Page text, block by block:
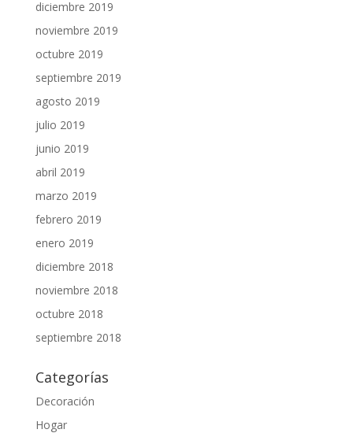
diciembre 2019
noviembre 2019
octubre 2019
septiembre 2019
agosto 2019
julio 2019
junio 2019
abril 2019
marzo 2019
febrero 2019
enero 2019
diciembre 2018
noviembre 2018
octubre 2018
septiembre 2018
Categorías
Decoración
Hogar